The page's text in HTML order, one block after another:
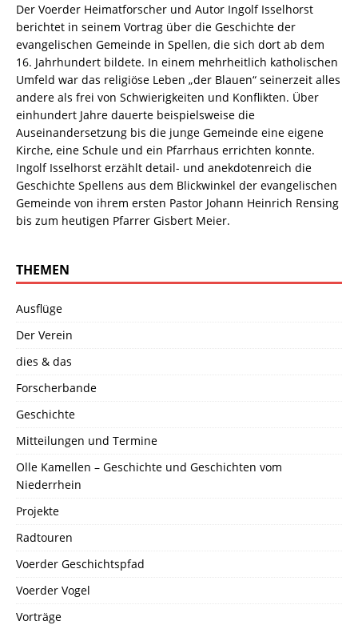
Der Voerder Heimatforscher und Autor Ingolf Isselhorst
berichtet in seinem Vortrag über die Geschichte der
evangelischen Gemeinde in Spellen, die sich dort ab dem
16. Jahrhundert bildete. In einem mehrheitlich katholischen
Umfeld war das religiöse Leben „der Blauen“ seinerzeit alles
andere als frei von Schwierigkeiten und Konflikten. Über
einhundert Jahre dauerte beispielsweise die
Auseinandersetzung bis die junge Gemeinde eine eigene
Kirche, eine Schule und ein Pfarrhaus errichten konnte.
Ingolf Isselhorst erzählt detail- und anekdotenreich die
Geschichte Spellens aus dem Blickwinkel der evangelischen
Gemeinde von ihrem ersten Pastor Johann Heinrich Rensing
bis zum heutigen Pfarrer Gisbert Meier.
THEMEN
Ausflüge
Der Verein
dies & das
Forscherbande
Geschichte
Mitteilungen und Termine
Olle Kamellen – Geschichte und Geschichten vom
Niederrhein
Projekte
Radtouren
Voerder Geschichtspfad
Voerder Vogel
Vorträge